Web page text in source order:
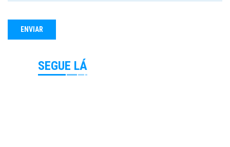
SEGUE LÁ